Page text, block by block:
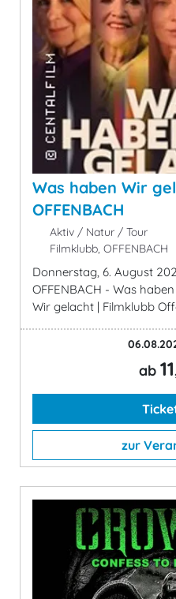
Was haben Wir
OFFENBACH
Aktiv / Natur / Tour
Filmklubb, OFFENBACH
Donnerstag, 6. August
OFFENBACH - Was
Wir gelacht | Filmklubb
ab
zur